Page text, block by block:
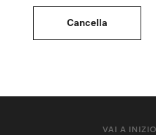
VAI A